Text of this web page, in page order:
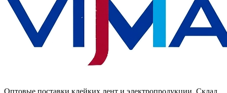
Оптовые поставки клейких лент и электропродукции. Склад